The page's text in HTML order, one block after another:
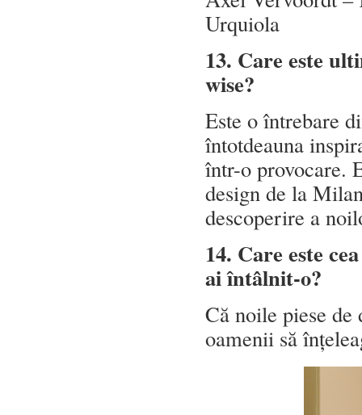
Urquiola
13. Care este
wise?
Este o întrebare
întotdeauna
într-o provocare.
design de la
descoperire a
14. Care este
ai întâlnit-o?
Că noile piese de
oamenii să